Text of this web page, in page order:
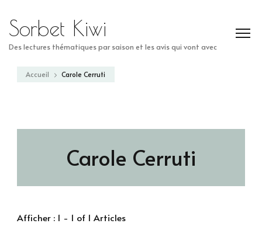
Sorbet Kiwi
Des lectures thématiques par saison et les avis qui vont avec
Accueil Carole Cerruti
Carole Cerruti
Afficher : 1 - 1 of 1 Articles